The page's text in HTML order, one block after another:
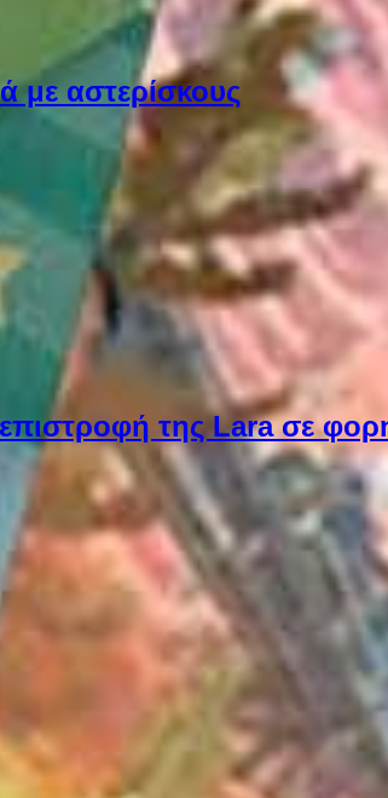
με αστερίσκους
της Lara σε